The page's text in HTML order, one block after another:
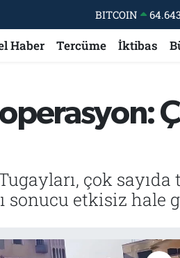
BITCOIN
DOLAR
GRAM ALTIN
Haber Tercüme İktibas
çok
sonucu etkisiz